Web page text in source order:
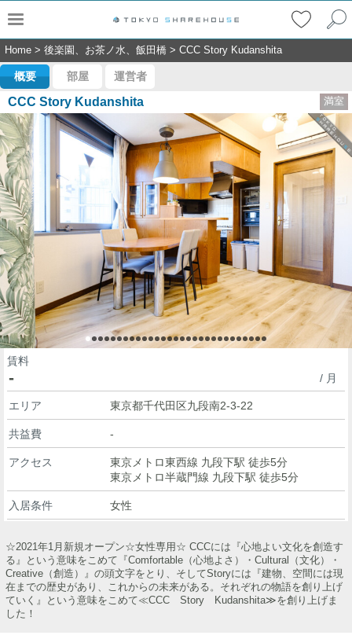
Home > 後楽園、お茶ノ水、飯田橋 > CCC Story Kudanshita
概要 部屋 運営者
CCC Story Kudanshita 満室
賃料
- / 月
エリア 東京都千代田区九段南2-3-22
共益費 -
アクセス
東京メトロ東西線 九段下駅 徒歩5分
東京メトロ半蔵門線 九段下駅 徒歩5分
入居条件 女性
☆2021年1月新規オープン☆女性専用☆ CCCには『心地よい文化を創造す
る』という意味をこめて『Comfortable（心地よさ）・Cultural（文化）・
Creative（創造）』の頭文字をとり、そしてStoryには『建物、空間には現
在までの歴史があり、これからの未来がある。それぞれの物語を創り上げ
ていく』という意味をこめて≪CCC Story Kudanshita≫を創り上げま
した！